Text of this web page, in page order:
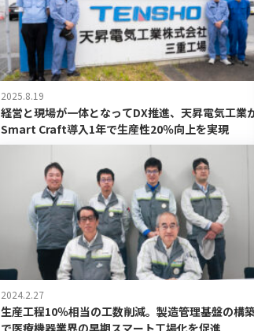
2025.8.19
経営と現場が一体となってDX推進、天昇電気工業
Smart Craft導入1年で生産性20％向上を実現
2024.2.27
生産工程10％相当の工数削減。製造管理基盤の構
で医療機器業界の早期スマート工場化を促進